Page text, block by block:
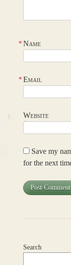
Name
*
Email
*
Website
Save my
for the next
Search